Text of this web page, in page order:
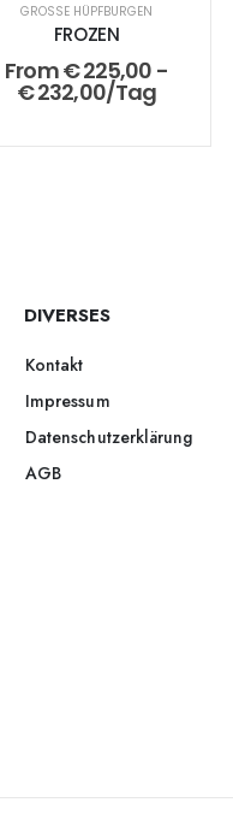
GROSSE HÜPFBURGEN
FROZEN
From€225,00 -
€232,00/Tag
DIVERSES
Kontakt
Impressum
Datenschutzerklärung
AGB